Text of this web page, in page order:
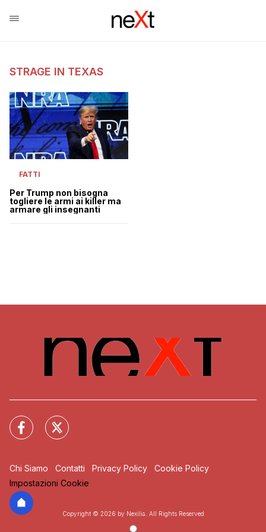
STRAGE IN TEXAS
FATTI
Per Trump non bisogna
togliere le armi ai killer ma
armare gli insegnanti
Chi Siamo Contatti Privacy Policy
Cookie Policy
Impostazioni Cookie
Copyright © 2026 by Nexilia. All Rights Reserved